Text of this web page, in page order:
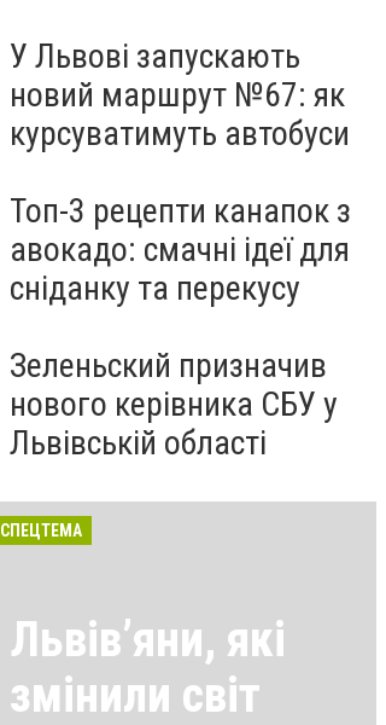
У Львові запускають
новий маршрут №67: як
курсуватимуть автобуси
Топ-3 рецепти канапок з
авокадо: смачні ідеї для
сніданку та перекусу
Зеленьский призначив
нового керівника СБУ у
Львівській області
СПЕЦТЕМА
Львівʼяни, які
змінили світ